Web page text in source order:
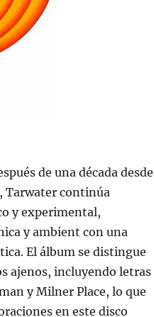
de una década desde
Tarwater continúa
y experimental,
y ambient con una
El álbum se distingue
ajenos, incluyendo letras
y Milner Place, lo que
en este disco